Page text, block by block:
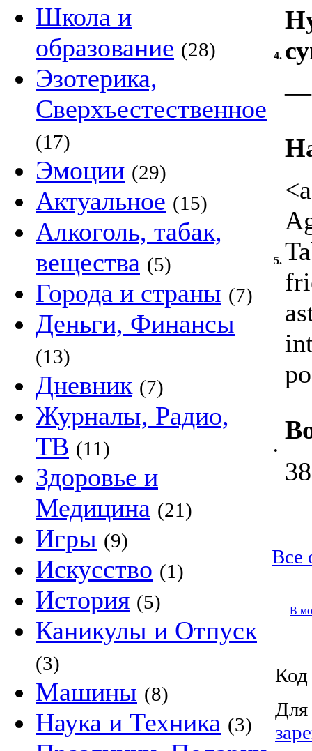
Школа и
образование (28)
Эзотерика,
Сверхъестественное
(17)
Эмоции (29)
Актуальное (15)
Алкоголь, табак,
вещества (5)
Города и страны (7)
Деньги, Финансы
(13)
Дневник (7)
Журналы, Радио,
ТВ (11)
Здоровье и
Медицина (21)
Игры (9)
Искусство (1)
История (5)
Каникулы и Отпуск
(3)
Машины (8)
Наука и Техника (3)
4.
—
5.
•
Все
В
Код
Для